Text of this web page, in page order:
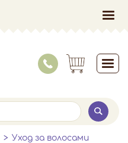
Уход за волосами